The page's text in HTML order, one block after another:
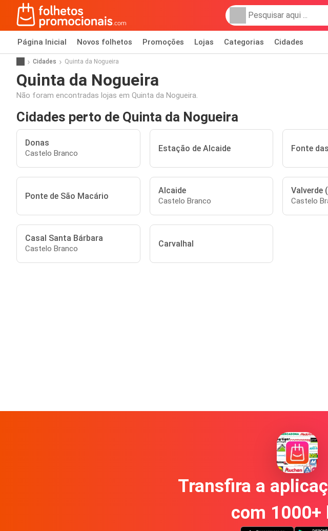
Página Inicial Novos folhetos Promoções Lojas Categorias Cidades
Cidades Quinta da Nogueira
Quinta da Nogueira
Não foram encontradas lojas em Quinta da Nogueira.
Cidades perto de Quinta da Nogueira
Donas
Castelo Branco Estação de Alcaide Fonte
Ponte de São Macário
Alcaide
Castelo Branco
Valverde
Castelo
Casal Santa Bárbara
Castelo Branco Carvalhal
Transfira a
com 1000+